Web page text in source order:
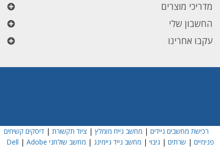
מדריכי מוצרים
החשבון שלי
עקבו אחרינו
רכישת מחשבים ניידים | מחשב נייח מומלץ | ציוד תקשורת |דיסקים קשיחים
פנימיים | שרתים | גיבוי | מחשב נייד גיימינג | מחשב שולחני Dell | Adobe